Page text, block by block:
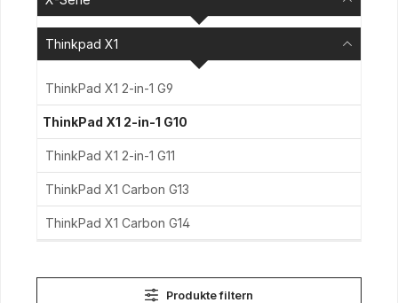
Thinkpad X1
ThinkPad X1 2-in-1 G9
ThinkPad X1 2-in-1 G10
ThinkPad X1 2-in-1 G11
ThinkPad X1 Carbon G13
ThinkPad X1 Carbon G14
Produkte filtern